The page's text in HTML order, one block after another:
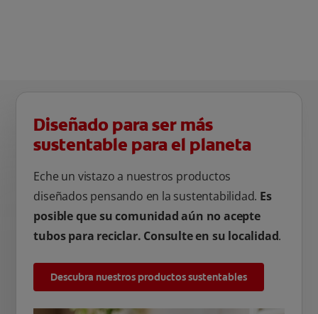
Diseñado para ser más
sustentable para el planeta
Eche un vistazo a nuestros productos
diseñados pensando en la sustentabilidad. Es
posible que su comunidad aún no acepte
tubos para reciclar. Consulte en su localidad.
Descubra nuestros productos sustentables